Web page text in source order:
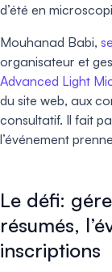
d’été en
Mouhanad Babi,
organisateur et
Advanced Light
du site web, aux
consultatif. Il fait
l’événement
Le défi:
résumés,
inscriptions